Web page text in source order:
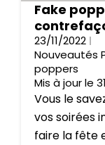
Fake
23/11/2022
Nouveautés
poppers
Mis à jour le
Vous le
vos soirées
faire la fête